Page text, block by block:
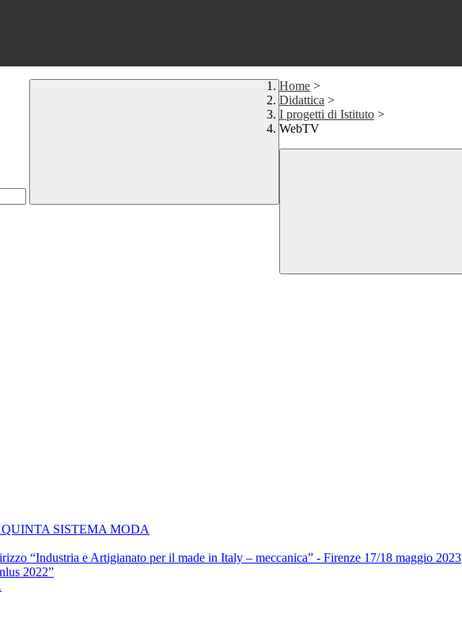
Home >
Didattica >
I progetti di Istituto >
WebTV
SISTEMA MODA
“Industria e Artigianato per il made in Italy – meccanica” - Firenze 17/18 maggio 2023
2022”